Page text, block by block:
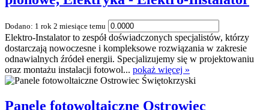
Dodano: 1 rok 2 miesiące temu
Elektro-Instalator to zespół doświadczonych specjalistów, którzy
dostarczają nowoczesne i kompleksowe rozwiązania w zakresie
odnawialnych źródeł energii. Specjalizujemy się w projektowaniu
oraz montażu instalacji fotowol... pokaż więcej »
Panele fotowoltaiczne Ostrowiec